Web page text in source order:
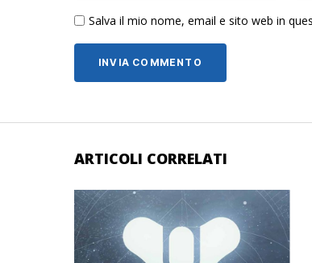
Salva il mio nome, email e sito web in
ARTICOLI CORRELATI